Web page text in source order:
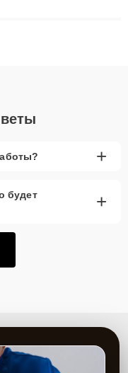
+
будет
+